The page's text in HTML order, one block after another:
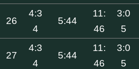
26
4:3
4
5:44
11:
46
3:0
5
27
4:3
4
5:44
11:
46
3:0
5